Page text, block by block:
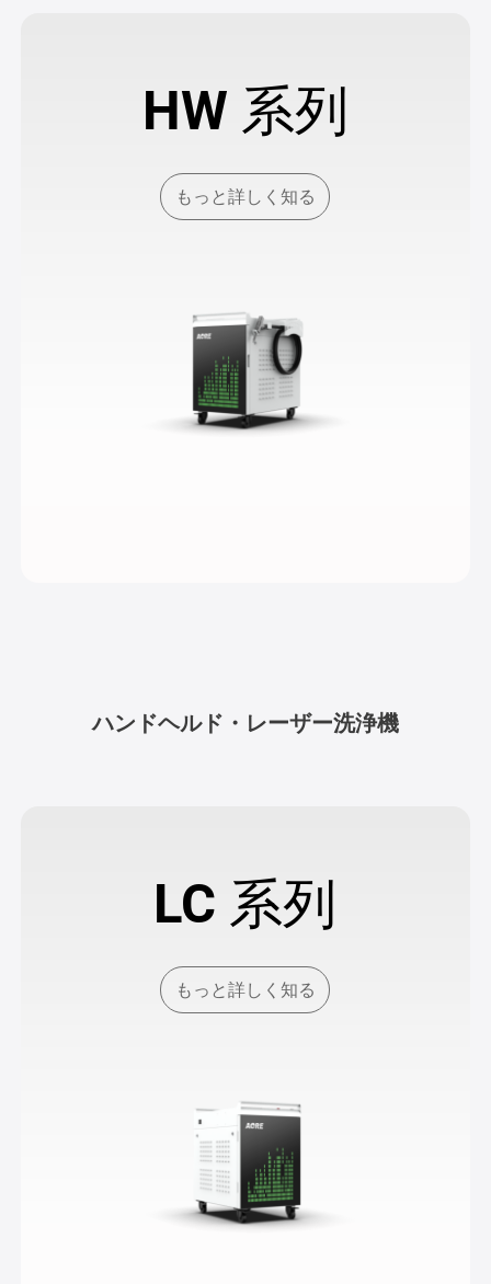
HW 系列
もっと詳しく知る
ハンドヘルド・レーザー洗浄機
LC 系列
もっと詳しく知る